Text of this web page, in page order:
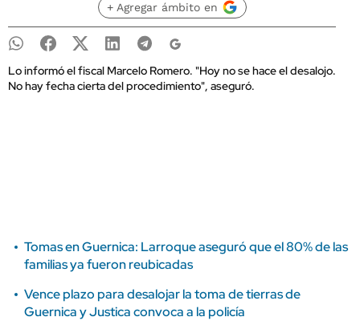
+ Agregar ámbito en
Lo informó el fiscal Marcelo Romero. "Hoy no se hace el desalojo.
No hay fecha cierta del procedimiento", aseguró.
Tomas en Guernica: Larroque aseguró que el 80% de las
familias ya fueron reubicadas
Vence plazo para desalojar la toma de tierras de
Guernica y Justica convoca a la policía